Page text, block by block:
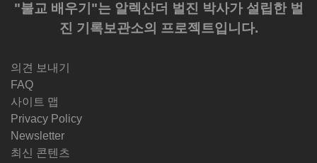
"불교 배우기"는 알렉산더 벌진 박사가 설립한 벌
진 기록보관소의 프로젝트입니다.
의견 보내기
FAQ
사이트 맵
Privacy Policy
Newsletter
최신 콘텐츠